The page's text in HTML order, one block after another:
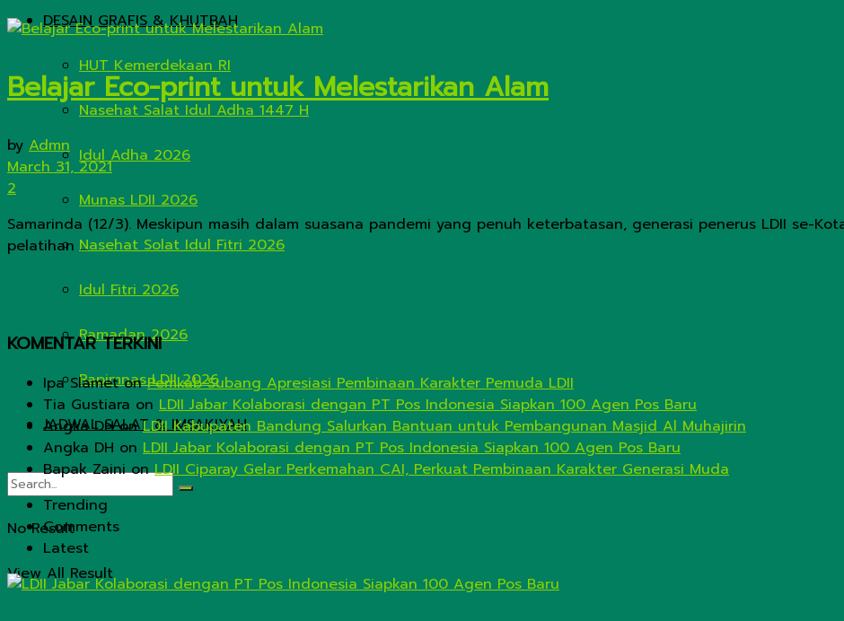
DESAIN GRAFIS & KHUTBAH
HUT Kemerdekaan RI
Nasehat Salat Idul Adha 1447 H
Idul Adha 2026
Munas LDII 2026
Nasehat Solat Idul Fitri 2026
Idul Fitri 2026
Ramadan 2026
Rapimnas LDII 2026
JADWAL SALAT & IMSAKIYAH
No Result
View All Result
Belajar Eco-print untuk Melestarikan Alam
by Admn
March 31, 2021
2
Samarinda (12/3). Meskipun masih dalam suasana pandemi yang penuh keterbatasan, generasi penerus LDII se-
pelatihan ...
KOMENTAR TERKINI
Ipa SlametonPemkab Subang Apresiasi Pembinaan Karakter Pemuda LDII
Tia Gustiara on LDII Jabar Kolaborasi dengan PT Pos Indonesia Siapkan 100 Agen Pos Baru
Angka DHonLDII Kabupaten Bandung Salurkan Bantuan untuk Pembangunan Masjid Al Muhajirin
Angka DH on LDII Jabar Kolaborasi dengan PT Pos Indonesia Siapkan 100 Agen Pos Baru
Bapak ZainionLDII Ciparay Gelar Perkemahan CAI, Perkuat Pembinaan Karakter Generasi Muda
Trending
Comments
Latest